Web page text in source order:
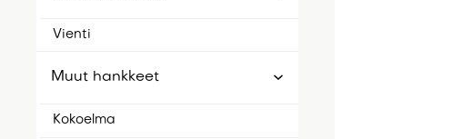
Vienti
Muut hankkeet
Kokoelma